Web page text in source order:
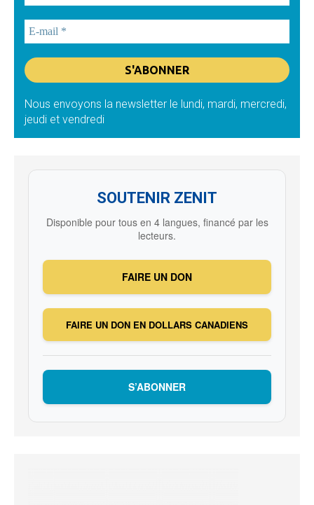
Nous envoyons la newsletter le lundi, mardi, mercredi,
jeudi et vendredi
SOUTENIR ZENIT
Disponible pour tous en 4 langues, financé par les
lecteurs.
FAIRE UN DON
FAIRE UN DON EN DOLLARS CANADIENS
S’ABONNER